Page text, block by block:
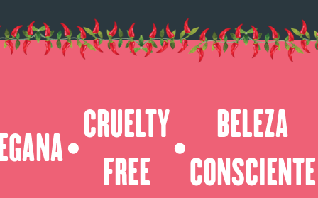
⬤
CRUELTY
FREE
⬤
BELEZA
CONSCIENTE